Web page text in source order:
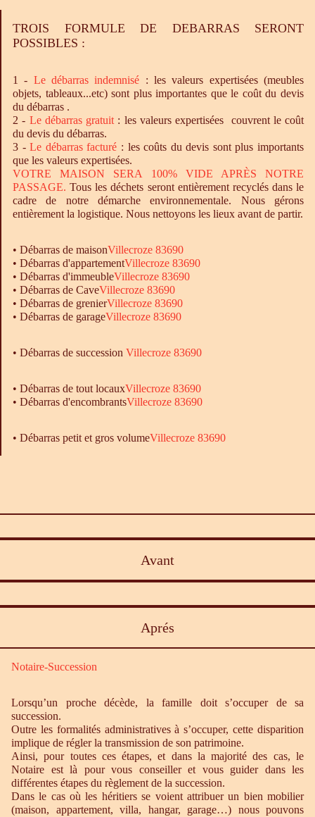
TROIS FORMULE DE DEBARRAS SERONT
POSSIBLES :
1 - Ledébarras indemnisé : les valeurs expertisées (meubles
objets, tableaux...etc) sont plus importantes que le coût du devis
du débarras .
2 - Le débarrasgratuit : les valeurs expertisées couvrent le coût
du devis du débarras.
3 -Le débarrasfacturé : les coûts du devis sont plus importants
que les valeurs expertisées.
VOTRE MAISON SERA 100% VIDE APRÈS NOTRE
PASSAGE. Tous les déchets seront entièrement recyclés dans le
cadre de notre démarche environnementale. Nous gérons
entièrement la logistique. Nous nettoyons les lieux avant de partir.
• Débarras de maisonVillecroze 83690
• Débarras d'appartementVillecroze 83690
• Débarras d'immeubleVillecroze 83690
• Débarras de CaveVillecroze 83690
• Débarras de grenierVillecroze 83690
• Débarras de garageVillecroze 83690
• Débarras de succession Villecroze 83690
• Débarras de tout locauxVillecroze 83690
• Débarras d'encombrantsVillecroze 83690
• Débarras petit et gros volumeVillecroze 83690
Avant
Aprés
Notaire-Succession
Lorsqu’un proche décède, la famille doit s’occuper de sa
succession.
Outre les formalités administratives à s’occuper, cette disparition
implique de régler la transmission de son patrimoine.
Ainsi, pour toutes ces étapes, et dans la majorité des cas, le
Notaire est là pour vous conseiller et vous guider dans les
différentes étapes du règlement de la succession.
Dans le cas où les héritiers se voient attribuer un bien mobilier
(maison, appartement, villa, hangar, garage…) nous pouvons